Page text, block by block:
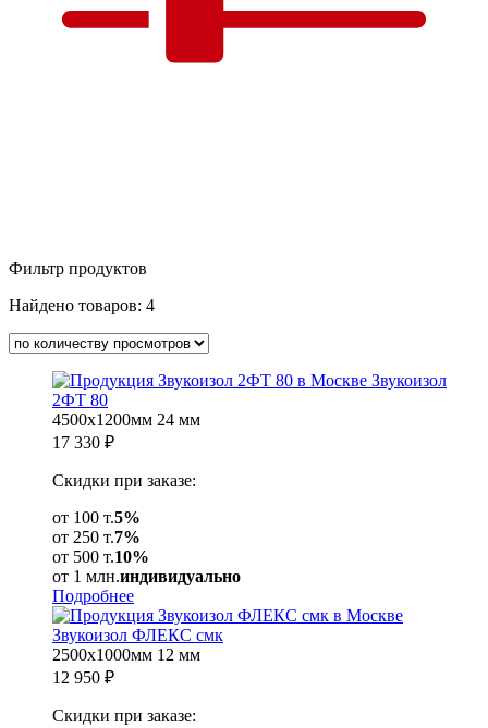
Фильтр продуктов
Найдено товаров: 4
Звукоизол
2ФТ 80
4500х1200мм 24 мм
17 330 ₽
Скидки при заказе:
от 100 т.5%
от 250 т.7%
от 500 т.10%
от 1 млн.индивидуально
Подробнее
Звукоизол ФЛЕКС смк
2500х1000мм 12 мм
12 950 ₽
Скидки при заказе: